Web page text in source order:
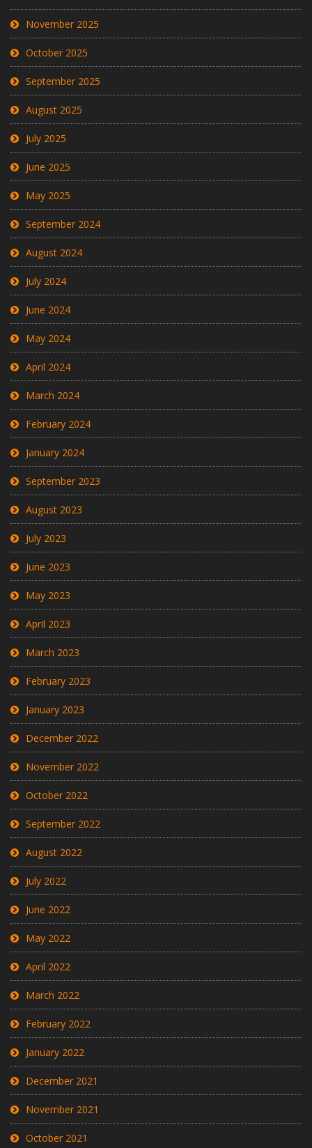
November 2025
October 2025
September 2025
August 2025
July 2025
June 2025
May 2025
September 2024
August 2024
July 2024
June 2024
May 2024
April 2024
March 2024
February 2024
January 2024
September 2023
August 2023
July 2023
June 2023
May 2023
April 2023
March 2023
February 2023
January 2023
December 2022
November 2022
October 2022
September 2022
August 2022
July 2022
June 2022
May 2022
April 2022
March 2022
February 2022
January 2022
December 2021
November 2021
October 2021